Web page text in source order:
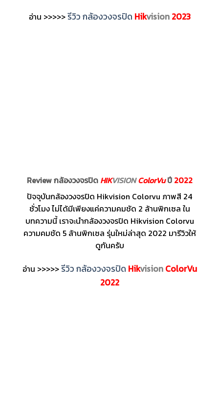
อ่าน >>>>>รีวิว กล้องวงจรปิด Hikvision 2023
Review กล้องวงจรปิด HIKVISIONColorVuปี 2022
ปัจจุบันกล้องวงจรปิด Hikvision Colorvu ภาพสี 24
ชั่วโมง ไม่ได้มีเพียงแค่ความคมชัด 2 ล้านพิกเซล ใน
บทความนี้ เราจะนำกล้องวงจรปิด Hikvision Colorvu
ความคมชัด 5 ล้านพิกเซล รุ่นใหม่ล่าสุด 2022 มารีวิวให้
ดูกันครับ
อ่าน >>>>>รีวิว กล้องวงจรปิด Hikvision ColorVu
2022